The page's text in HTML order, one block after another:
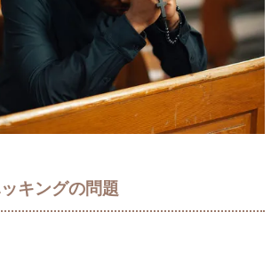
キングの問題